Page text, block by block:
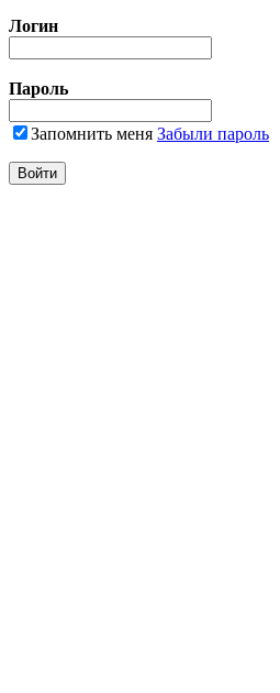
Логин
Пароль
Запомнить меня Забыли пароль